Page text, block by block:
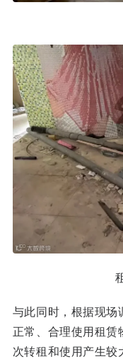
与此同时，根据现场
正常、合理使用租赁
次转租和使用产生较